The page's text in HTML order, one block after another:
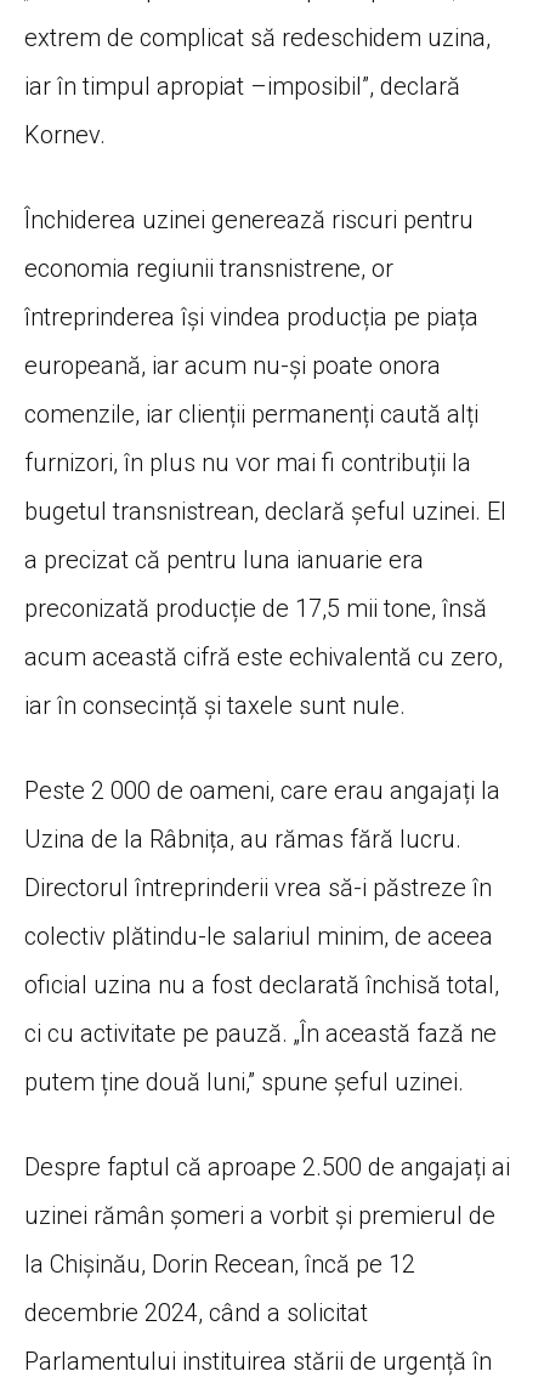
extrem de complicat să redeschidem uzina,
iar în timpul apropiat –imposibil”, declară
Kornev.
Închiderea uzinei generează riscuri pentru
economia regiunii transnistrene, or
întreprinderea își vindea producția pe piața
europeană, iar acum nu-și poate onora
comenzile, iar clienții permanenți caută alți
furnizori, în plus nu vor mai fi contribuții la
bugetul transnistrean, declară șeful uzinei. El
a precizat că pentru luna ianuarie era
preconizată producție de 17,5 mii tone, însă
acum această cifră este echivalentă cu zero,
iar în consecință și taxele sunt nule.
Peste 2 000 de oameni, care erau angajați la
Uzina de la Râbnița, au rămas fără lucru.
Directorul întreprinderii vrea să-i păstreze în
colectiv plătindu-le salariul minim, de aceea
oficial uzina nu a fost declarată închisă total,
ci cu activitate pe pauză. „În această fază ne
putem ține două luni,” spune șeful uzinei.
Despre faptul că aproape 2.500 de angajați ai
uzinei rămân șomeri a vorbit și premierul de
la Chișinău, Dorin Recean, încă pe 12
decembrie 2024, când a solicitat
Parlamentului instituirea stării de urgență în